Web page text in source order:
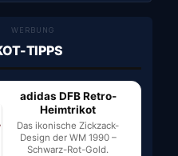
WERBUNG
TIPPS
adidas DFB Retro-
Heimtrikot
Das ikonische Zickzack-
Design der WM 1990 –
Schwarz-Rot-Gold.